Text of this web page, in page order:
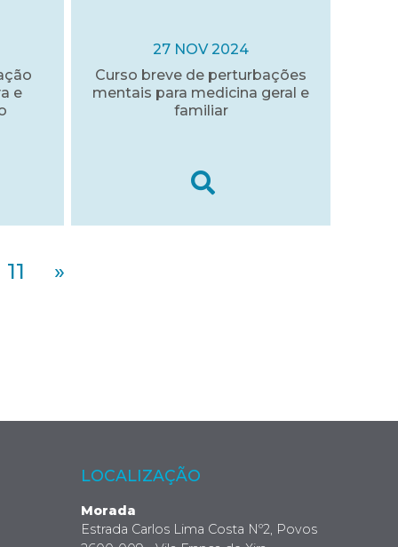
e
27 NOV 2024
Curso breve de perturbações
mentais para medicina geral e
familiar
11 »
LOCALIZAÇÃO
Morada
Estrada Carlos Lima Costa Nº2, Povos